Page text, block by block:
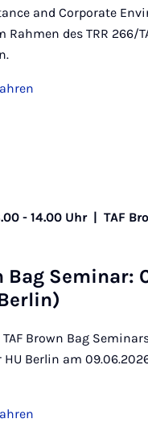
and Corporate
Rahmen des TRR 266/
- 14.00 Uhr | TAF
Bag Se­mi­nar:
Brown Bag
HU Berlin am